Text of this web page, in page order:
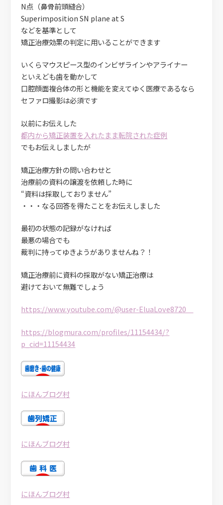
N点（鼻骨前頭縫合）
Superimposition SN plane at S
などを基準として
矯正治療効果の判定に用いることができます
いくらマウスピース型のインビザラインやアライナー
といえども歯を動かして
口腔顔面複合体の形と機能を変えてゆく医療であるなら
セファロ撮影は必須です
以前にお伝えした
都内から矯正装置を入れたまま転院された症例
でもお伝えしましたが
矯正治療方針の問い合わせと
治療前の資料の譲渡を依頼した時に
“資料は採取しておりません”
・・・なる回答を得たことをお伝えしました
最初の状態の記録がなければ
最悪の場合でも
裁判に持ってゆきようがありませんね？！
矯正治療前に資料の採取がない矯正治療は
避けておいて無難でしょう
https://www.youtube.com/@user-EluaLove8720
https://blogmura.com/profiles/11154434/?
p_cid=11154434
にほんブログ村
にほんブログ村
にほんブログ村